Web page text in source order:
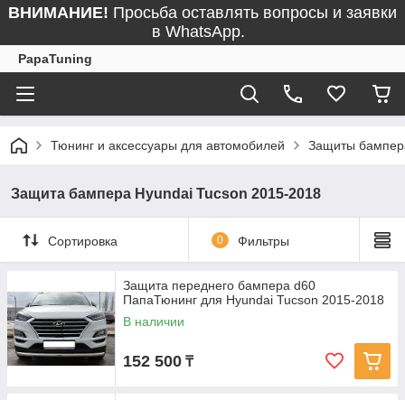
ВНИМАНИЕ! Просьба оставлять вопросы и заявки
в WhatsApp.
PapaTuning
Тюнинг и аксессуары для автомобилей Защиты
Защита бампера Hyundai Tucson 2015-2018
Сортировка 0 Фильтры
Защита переднего бампера d60
ПапаТюнинг для Hyundai Tucson 2015-2018
В наличии
152 500 ₸